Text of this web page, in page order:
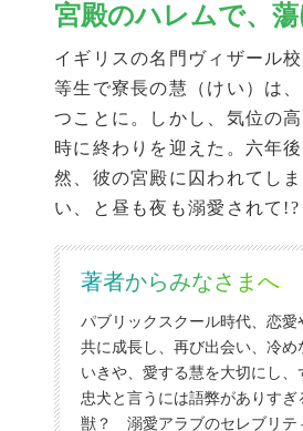
宮殿のハレムで、
イギリスの名門ヴィザール
等生で寮長の慧（けい）は
つことに。しかし、気位の
時に終わりを迎えた。六年後
然、彼の宮殿に囚われてし
い、と昼も夜も溺愛されて!?
著者からみなさまへ
パブリックスクール時代、恋
共に成長し、再び出会い、冷
いきや、愛する慧を大切にし、
忠犬と言うには語弊がありす
獣？ 溺愛アラブのセレブリテ